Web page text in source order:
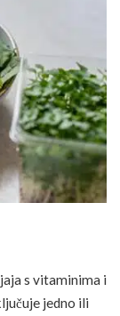
s vitaminima i
jedno ili